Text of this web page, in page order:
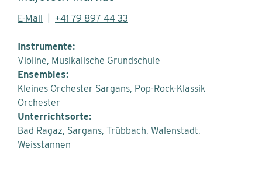
E-Mail +41 79 897 44 33
Instrumente:
Violine, Musikalische Grundschule
Ensembles:
Kleines Orchester Sargans, Pop-Rock-Klassik
Orchester
Unterrichtsorte:
Bad Ragaz Sargans Trübbach Walenstadt
Weisstannen